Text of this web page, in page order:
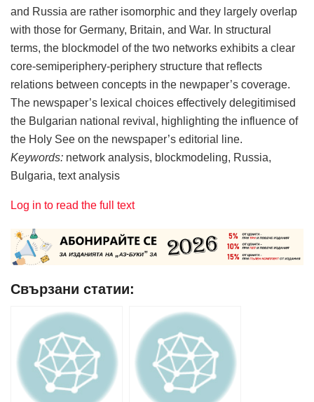
and Russia are rather isomorphic and they largely overlap
with those for Germany, Britain, and War. In structural
terms, the blockmodel of the two networks exhibits a clear
core-semiperiphery-periphery structure that reflects
relations between concepts in the newpaper’s coverage.
The newspaper’s lexical choices effectively delegitimised
the Bulgarian national revival, highlighting the influence of
the Holy See on the newspaper’s editorial line.
Keywords: network analysis, blockmodeling, Russia,
Bulgaria, text analysis
Log in to read the full text
Свързани статии: